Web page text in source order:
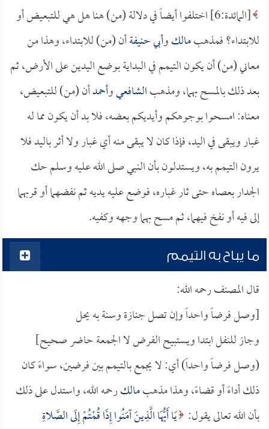
[المائدة:6] اختلفوا أيضاً في دلالة (من) هنا هل هي للتبعيض أو
للابتداء؟ فمذهبمالكوأبي حنيفةأن (من) للابتداء، وهذا من
معاني (من) أن يكون التيمم في البداية بوضع اليدين على الأرض، ثم
بعد ذلك بالمسح بهما، ومذهبالشافعيوأحمدأن (من) للتبعيض،
معناه: امسحوا بوجوهكم وأيديكم بعضه، فلا بد أن يكون مما له
غبار ويبقى في اليد، فإذا كان لا يبقى منه أي غبار ولا أثر باليد فلا
يرون التيمم به، ويستدلون بأن النبي صلى الله عليه وسلم حك
الجدار بعصاه حتى ثار غباره، فوضع عليه يديه ثم نفضهما أو قربهما
إلى فيه أو نفخ فيهما، ثم مسح بهما وجهه وكفيه.
ما يباح به التيمم
قال المصنف رحمه الله:
[وصل فرضاً واحداً وإن تصل جنازة وسنة به يحل
وجاز للنفل ابتدا ويستبيح الفرض لا الجمعة حاضر صحيح]
(وصل فرضاً واحداً) أي: لا يجمع بالتيمم بين فرضين، سواءً كان
ذلك أداءً أو قضاءً، وهذا مذهبمالكرحمه الله، واستدل على ذلك
بأن الله تعالى يقول: يَا أَيُّهَا الَّذِينَ آمَنُوا إِذَا قُمْتُمْ إِلَى الصَّلاةِ